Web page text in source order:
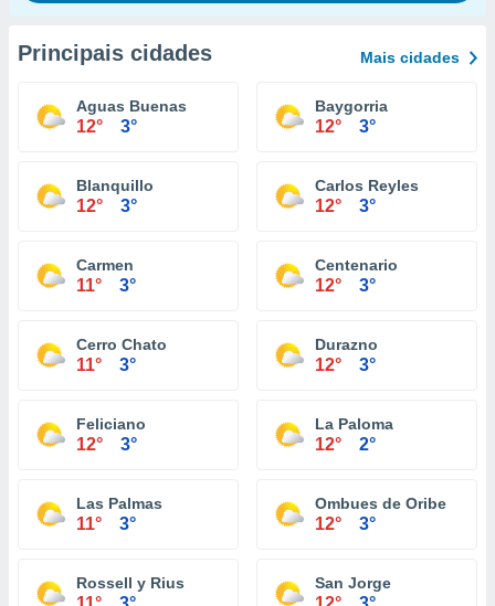
Principais cidades Mais cidades
Aguas Buenas
12° 3°
Baygorria
12° 3°
Blanquillo
12° 3°
Carlos Reyles
12° 3°
Carmen
11° 3°
Centenario
12° 3°
Cerro Chato
11° 3°
Durazno
12° 3°
Feliciano
12° 3°
La Paloma
12° 2°
Las Palmas
11° 3°
Ombues de Oribe
12° 3°
Rossell y Rius San Jorge